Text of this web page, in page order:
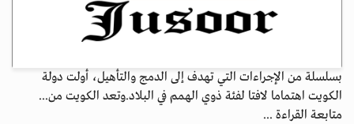
بسلسلة من الإجراءات التي تهدف إلى الدمج والتأهيل، أولت دولة
الكويت اهتماما لافتا لفئة ذوي الهمم في البلاد.وتعد الكويت من...
متابعة القراءة ...